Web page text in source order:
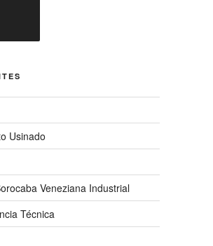
Usinado
Veneziana Industrial
Técnica